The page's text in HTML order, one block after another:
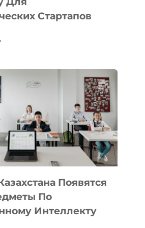
Стартапов
Появятся
По
Интеллекту